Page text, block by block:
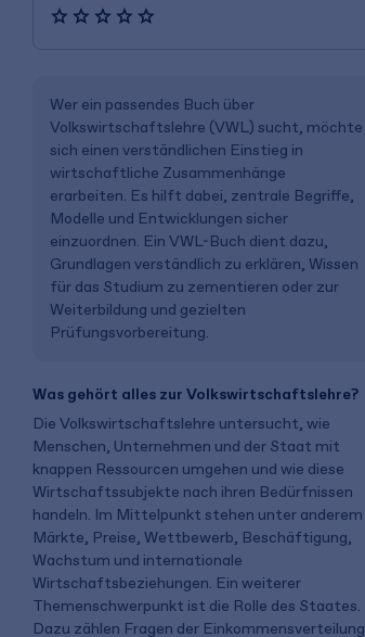
Wer ein passendes Buch über
Volkswirtschaftslehre (VWL) sucht, möchte
sich einen verständlichen Einstieg in
wirtschaftliche Zusammenhänge
erarbeiten. Es hilft dabei, zentrale Begriffe,
Modelle und Entwicklungen sicher
einzuordnen. Ein VWL-Buch dient dazu,
Grundlagen verständlich zu erklären, Wissen
für das Studium zu zementieren oder zur
Weiterbildung und gezielten
Prüfungsvorbereitung.
Was gehört alles zur Volkswirtschaftslehre?
Die Volkswirtschaftslehre untersucht, wie
Menschen, Unternehmen und der Staat mit
knappen Ressourcen umgehen und wie diese
Wirtschaftssubjekte nach ihren Bedürfnissen
handeln. Im Mittelpunkt stehen unter anderem
Märkte, Preise, Wettbewerb, Beschäftigung,
Wachstum und internationale
Wirtschaftsbeziehungen. Ein weiterer
Themenschwerpunkt ist die Rolle des Staates.
Dazu zählen Fragen der Einkommensverteilung